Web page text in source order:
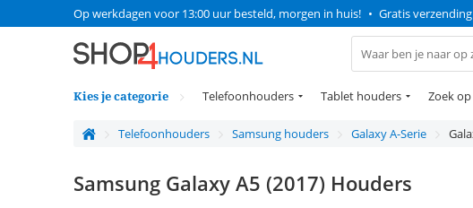
Op werkdagen voor 13:00 uur besteld, morgen in huis! • Gratis
Kies je categorie Telefoonhouders Tablet houders Zoek
Telefoonhouders Samsung houders Galaxy A-Serie
Samsung Galaxy A5 (2017) Houders